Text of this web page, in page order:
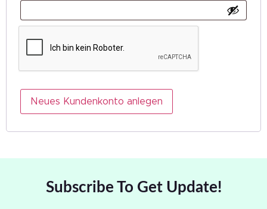
Neues Kundenkonto anlegen
Subscribe To Get Update!